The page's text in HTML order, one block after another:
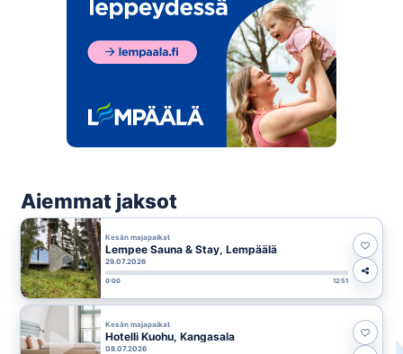
Aiemmat jaksot
Kesän majapaikat
Lempee Sauna & Stay, Lempäälä
29.07.2026
0:00 12:51
Kesän majapaikat
Hotelli Kuohu, Kangasala
08.07.2026